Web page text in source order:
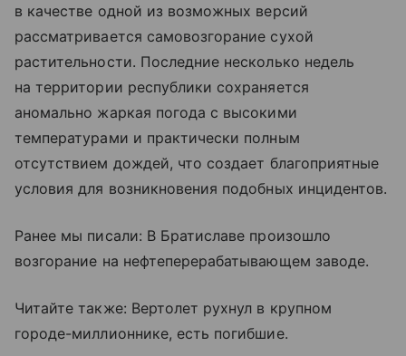
в качестве одной из возможных версий
рассматривается самовозгорание сухой
растительности. Последние несколько недель
на территории республики сохраняется
аномально жаркая погода с высокими
температурами и практически полным
отсутствием дождей, что создает благоприятные
условия для возникновения подобных инцидентов.
Ранее мы писали: В Братиславе произошло
возгорание на нефтеперерабатывающем заводе.
Читайте также: Вертолет рухнул в крупном
городе-миллионнике, есть погибшие.